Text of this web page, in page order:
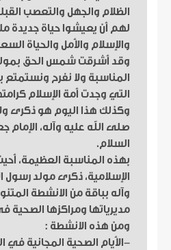
الظلام والجهل والتعصب
لهم أن يعيشوا حياة جديدة
والإسلام والأمل والحياة
وقد أشرقت شمس الحق
المناسبة ولا نفرح ونستمتع
التي وجدت أمة الإسلام
وكذلك هذا اليوم هو ذكرى
صلى الله عليه وآله، الإمام
السلام.
بهذه المناسبة العظيمة،
الإسلامية، ذكرى مولد رسول
وآله بباقة من الانشطة
مديرياتها ومراكزها الصحية
ومن هذه الانشطة :
-الأيام الصحية المجانية في